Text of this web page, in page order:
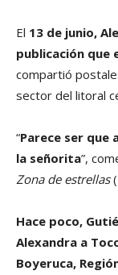
El 13 de junio,
publicación que
compartió
sector del litoral
“Parece ser que
la señorita”,
Zona de estrellas
Hace poco,
Alexandra a
Boyeruca,